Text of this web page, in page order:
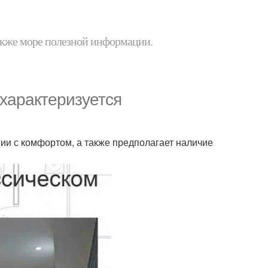
море полезной информации.
с комфортом, а также предполагает наличие